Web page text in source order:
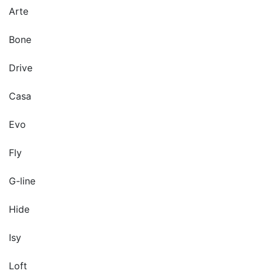
Arte
Bone
Drive
Casa
Evo
Fly
G-line
Hide
Isy
Loft